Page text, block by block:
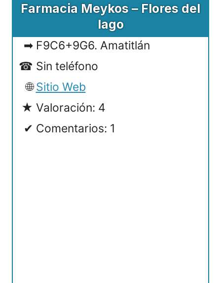
Farmacia Meykos – Flores del
lago
F9C6+9G6. Amatitlán
Sin teléfono
Sitio Web
Valoración: 4
Comentarios: 1